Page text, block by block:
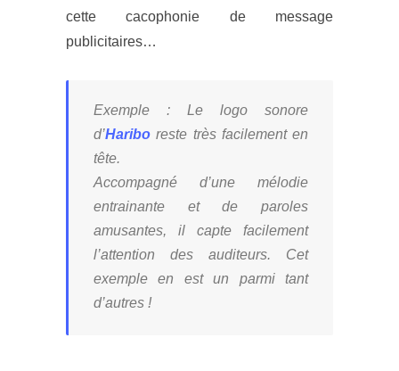
cette cacophonie de message
publicitaires…
Exemple : Le logo sonore
d’Haribo reste très facilement en
tête.
Accompagné d’une mélodie
entrainante et de paroles
amusantes, il capte facilement
l’attention des auditeurs. Cet
exemple en est un parmi tant
d’autres !